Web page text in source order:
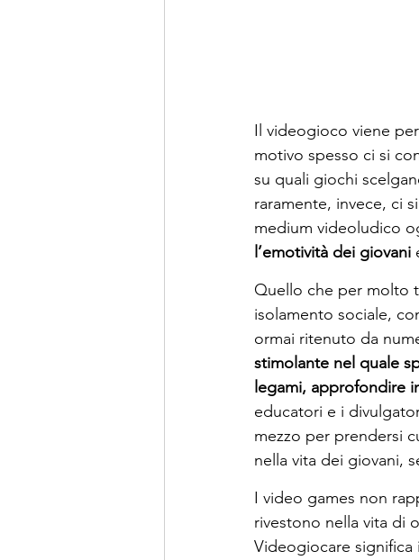
Il videogioco viene
motivo spesso ci si
su quali giochi
raramente, invece, ci
medium videoludico
l’emotività dei giovani
Quello che per molto
isolamento sociale,
ormai ritenuto da
stimolante nel quale
legami, approfondire
educatori e i
mezzo per prendersi
nella vita dei giovani,
I video games non
rivestono nella vita di
Videogiocare significa